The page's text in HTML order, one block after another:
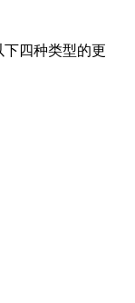
四种类型的更